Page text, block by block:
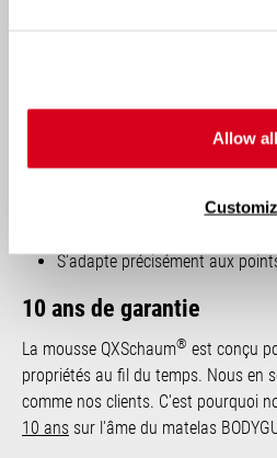
Allow all
S'adapte précisément aux
10 ans de garantie
La mousse QXSchaum® est conçu
propriétés au fil du temps. Nous en
comme nos clients. C'est pourquoi
10 ans sur l'âme du matelas